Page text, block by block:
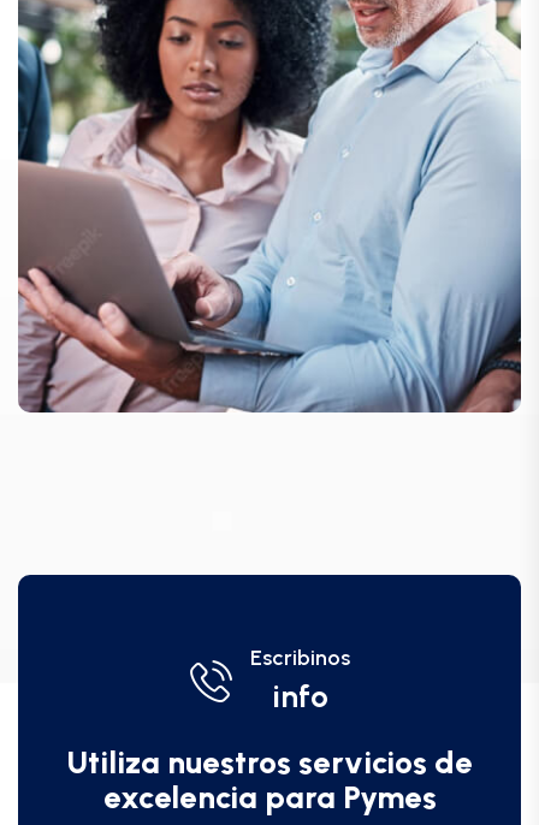
Escribinos
info
Utiliza nuestros servicios de
excelencia para Pymes